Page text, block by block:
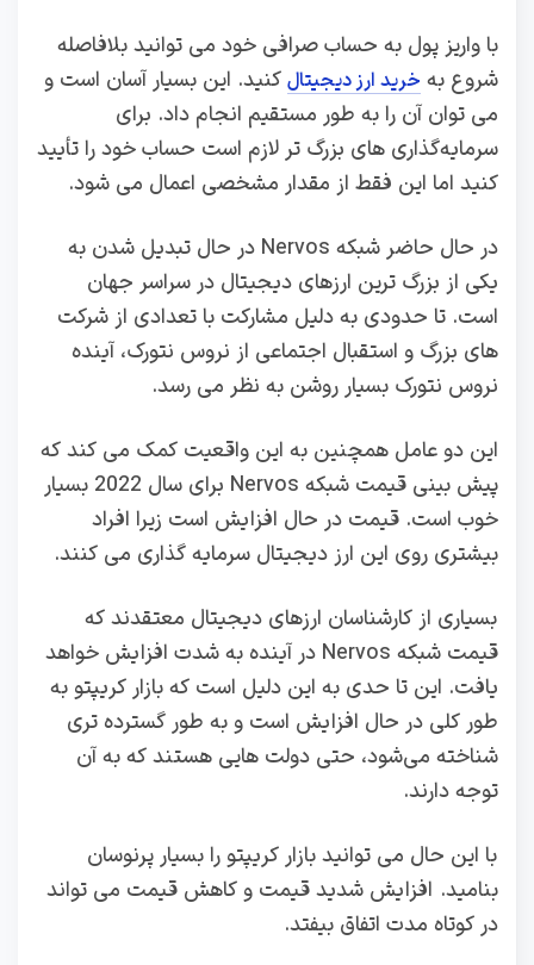
با واریز پول به حساب صرافی خود می توانید بلافاصله
شروع به خرید ارز دیجیتال کنید. این بسیار آسان است و
می توان آن را به طور مستقیم انجام داد. برای
سرمایه‌گذاری‌ های بزرگ‌ تر لازم است حساب خود را تأیید
کنید اما این فقط از مقدار مشخصی اعمال می‌ شود.
در حال حاضر شبکه Nervos در حال تبدیل شدن به
یکی از بزرگ ترین ارزهای دیجیتال در سراسر جهان
است. تا حدودی به دلیل مشارکت با تعدادی از شرکت
های بزرگ و استقبال اجتماعی از نروس نتورک، آینده
نروس نتورک بسیار روشن به نظر می رسد.
این دو عامل همچنین به این واقعیت کمک می کند که
پیش بینی قیمت شبکه Nervos برای سال 2022 بسیار
خوب است. قیمت در حال افزایش است زیرا افراد
بیشتری روی این ارز دیجیتال سرمایه گذاری می کنند.
بسیاری از کارشناسان ارزهای دیجیتال معتقدند که
قیمت شبکه Nervos در آینده به شدت افزایش خواهد
یافت. این تا حدی به این دلیل است که بازار کریپتو به
طور کلی در حال افزایش است و به طور گسترده‌ تری
شناخته می‌شود، حتی دولت‌ هایی هستند که به آن
توجه دارند.
با این حال می‌ توانید بازار کریپتو را بسیار پرنوسان
بنامید. افزایش شدید قیمت و کاهش قیمت می تواند
در کوتاه مدت اتفاق بیفتد.